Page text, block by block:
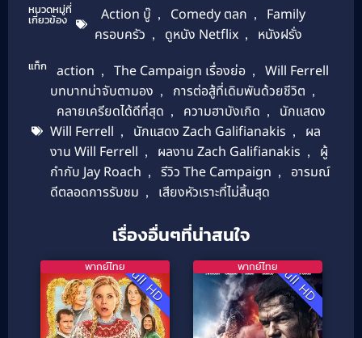
หมวดหมู่ที่
เกี่ยวข้อง Action บู๊ , Comedy ตลก ,
Family
ครอบครัว , ดูหนัง Netflix , หนังฝรั่ง
แท็ก action , The Campaign เรื่องย่อ ,
Will Ferrell
บทบาทน่าจับตามอง , การต่อสู้ที่เดิมพันด้วยชีวิต ,
คลายเครียดได้ดีที่สุด , ความฮาบังเกิด ,
นักแสดง
Will Ferrell , นักแสดง Zach Galifianakis ,
ผล
งาน Will Ferrell , ผลงาน Zach Galifianakis ,
ผู้
กำกับ Jay Roach , รีวิว The Campaign ,
อารมณ์
ดีตลอดการรับชม , เสียงหัวเราะที่ไม่สิ้นสุด
เรื่องอื่นๆที่น่าสนใจ
Full HD
พากย์ไทย Full HD
พากย์ไทย